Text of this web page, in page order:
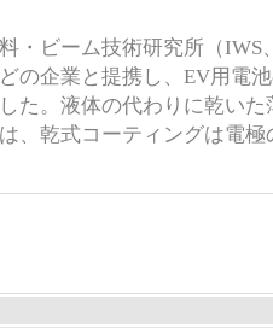
・ビーム技術研究所（IWS
の企業と提携し、EV用電
た。液体の代わりに乾い
、乾式コーティングは電